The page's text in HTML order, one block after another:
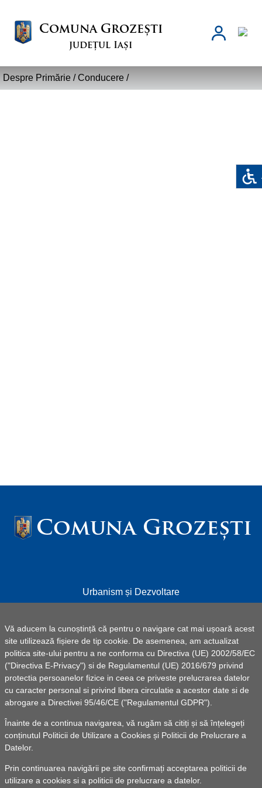
Vă aducem la cunoștință că pentru o navigare cat mai ușoară acest
site utilizează fișiere de tip cookie. De asemenea, am actualizat
politica site-ului pentru a ne conforma cu Directiva (UE) 2002/58/EC
("Directiva E-Privacy") si de Regulamentul (UE) 2016/679 privind
protectia persoanelor fizice in ceea ce priveste prelucrarea datelor
cu caracter personal si privind libera circulatie a acestor date si de
abrogare a Directivei 95/46/CE ("Regulamentul GDPR").
Înainte de a continua navigarea, vă rugăm să citiți și să înțelegeți
conținutul Politicii de Utilizare a Cookies și Politicii de Prelucrare a
Datelor.
Prin continuarea navigării pe site confirmați acceptarea politicii de
utilizare a cookies si a politicii de prelucrare a datelor.
Comuna Grozești
județul Iași
Despre Primărie /Conducere/
Comuna Grozești
Urbanism și Dezvoltare
Formulare - Depunere Cereri Online
Starea civilă
Asistenţă socială
Contact
© 2025 UAT Comuna Grozești - Powered by Pancarpatica
Programul național pentru transformarea digitală a autorităților